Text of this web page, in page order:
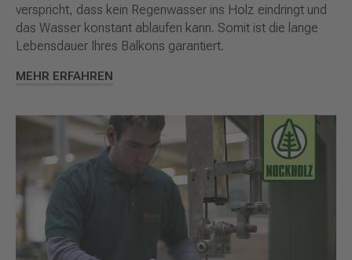
verspricht, dass kein Regenwasser ins Holz eindringt und
das Wasser konstant ablaufen kann. Somit ist die lange
Lebensdauer Ihres Balkons garantiert.
MEHR ERFAHREN